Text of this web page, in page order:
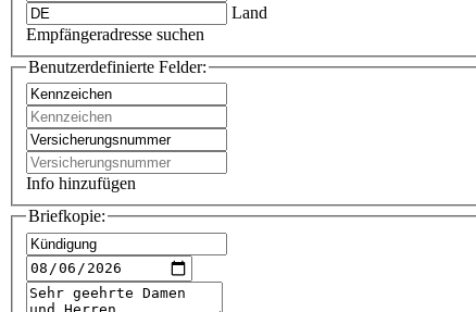
Land
Empfängeradresse suchen
Benutzerdefinierte Felder:
Info hinzufügen
Briefkopie: